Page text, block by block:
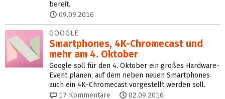
bereit.
09.09.2016
GOOGLE
Smartphones, 4K-Chromecast und
mehr am 4. Oktober
Google soll für den 4. Oktober ein großes Hardware-
Event planen, auf dem neben neuen Smartphones
auch ein 4K-Chromecast vorgestellt werden soll.
17 Kommentare 02.09.2016